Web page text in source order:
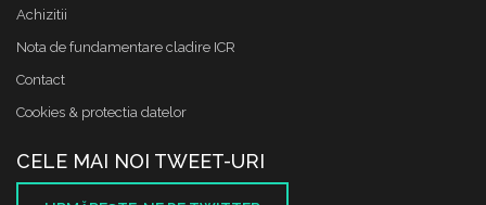
Achizitii
Nota de fundamentare cladire ICR
Contact
Cookies & protectia datelor
CELE MAI NOI TWEET-URI